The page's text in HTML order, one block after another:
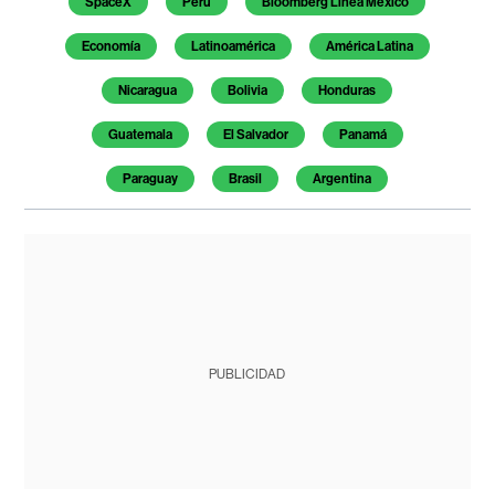
Economía Latinoamérica América Latina
Nicaragua Bolivia Honduras
Guatemala El Salvador Panamá
Paraguay Brasil Argentina
PUBLICIDAD